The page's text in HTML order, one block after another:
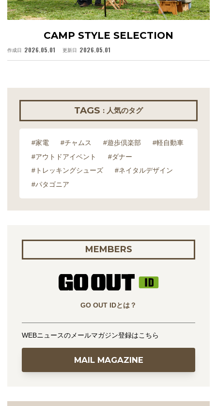
CAMP STYLE SELECTION
作成日 2026.05.01 更新日 2026.05.01
TAGS : 人気のタグ
#家電 #チャムス #遊歩倶楽部
#軽自動車
#アウトドアイベント
#ダナー
#トレッキングシューズ
#ネイタルデザイン
#パタゴニア
MEMBERS
GO OUT IDとは？
WEBニュースのメールマガジン登録はこちら
MAIL MAGAZINE